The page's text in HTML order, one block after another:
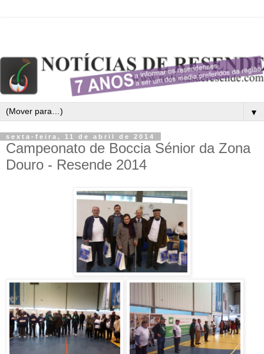
▼
sexta-feira, 11 de abril de 2014
Campeonato de Boccia Sénior da Zona
Douro - Resende 2014